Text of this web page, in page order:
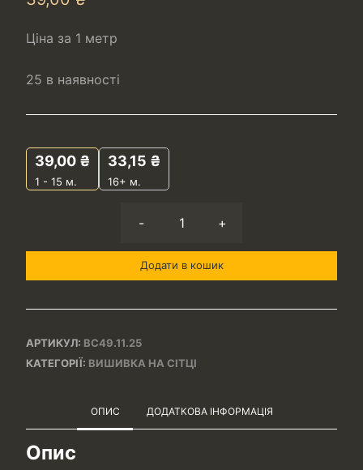
Ціна за 1 метр
25 в наявності
39,00 ₴
1 - 15 м.
33,15 ₴
16+ м.
- +
Додати в кошик
АРТИКУЛ: ВС49.11.25
КАТЕГОРІЇ: ВИШИВКА НА СІТЦІ
ОПИС ДОДАТКОВА ІНФОРМАЦІЯ
Опис